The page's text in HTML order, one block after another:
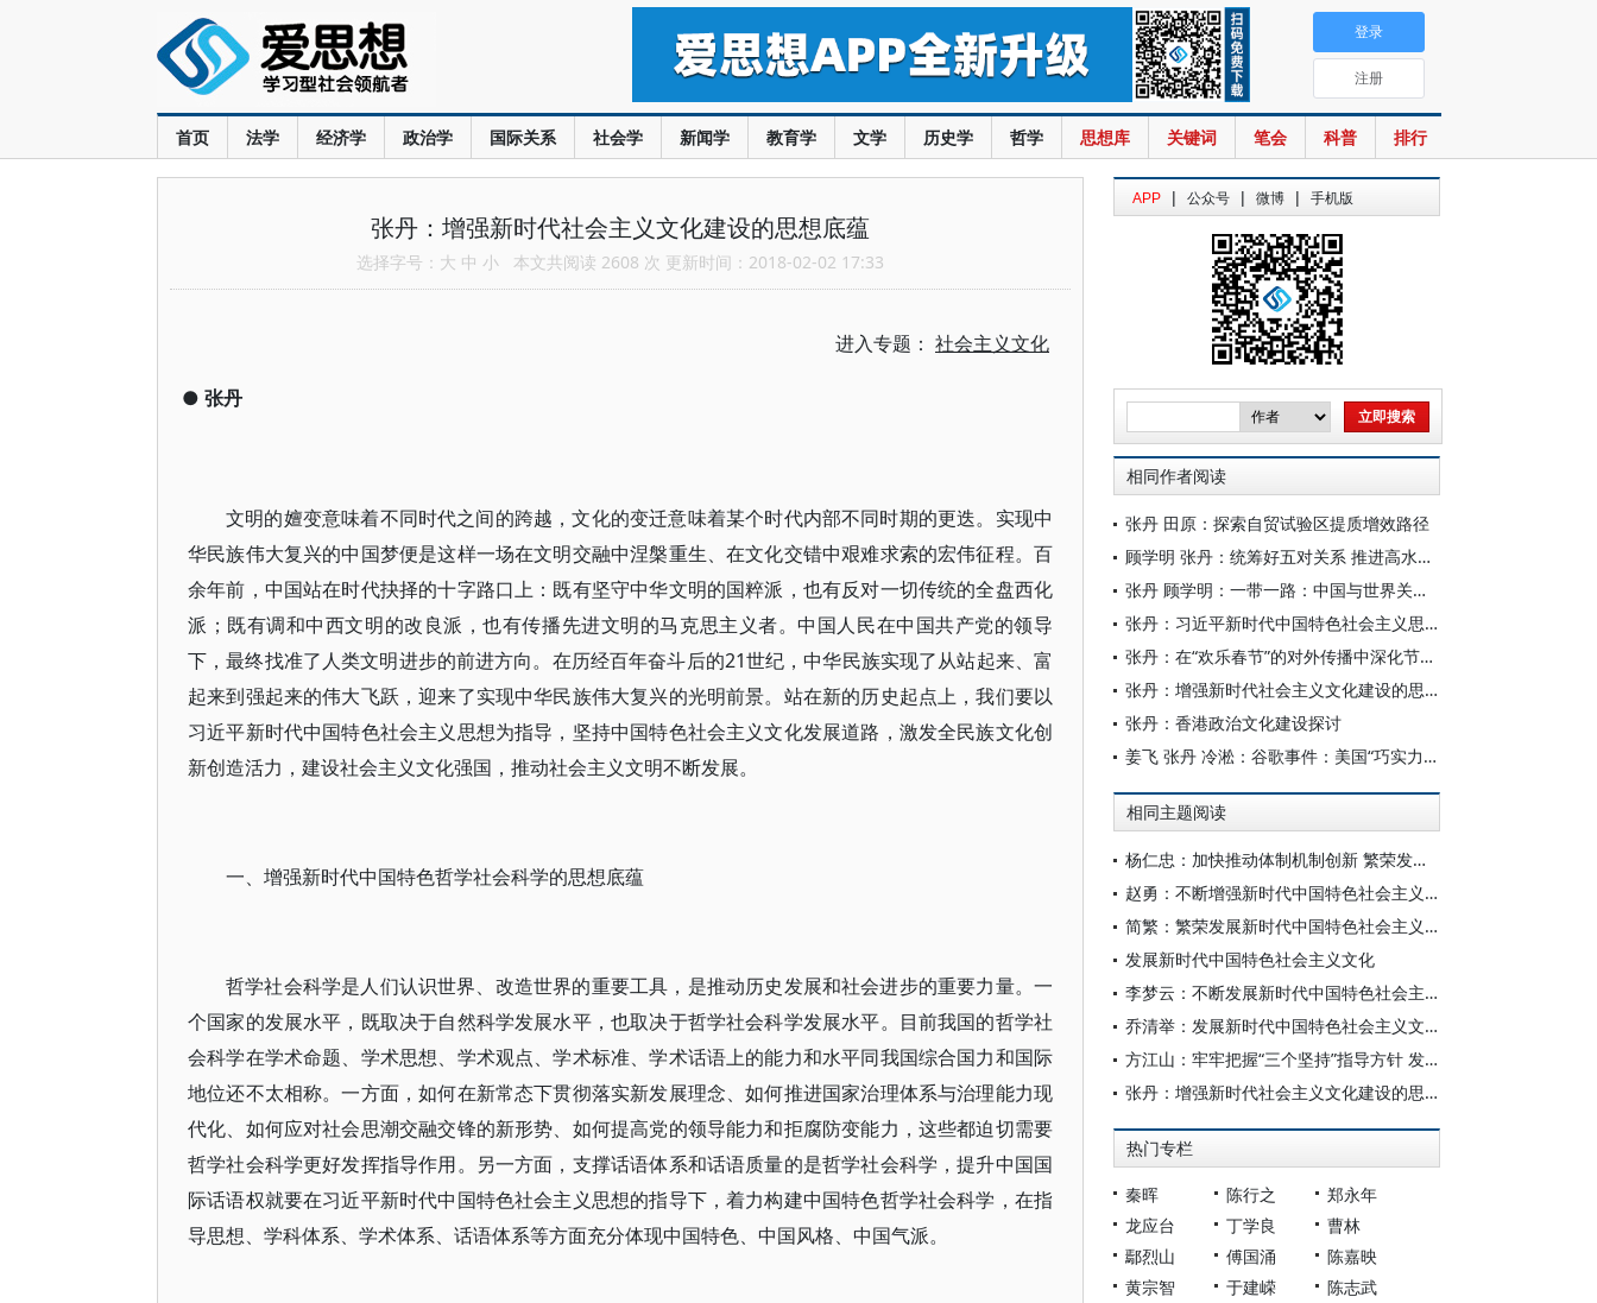
首页 法学 经济学 政治学 国际关系 社会学 新闻学 教育学 文学 历史学 哲学 思想库 关键词 笔会 科普 排行
登录
注册
张丹：增强新时代社会主义文化建设的思想底蕴
选择字号： 大 中 小 本文共阅读 2608 次 更新时间：2018-02-02 17:33
进入专题： 社会主义文化
● 张丹
文明的嬗变意味着不同时代之间的跨越，文化的变迁意味着某个时代内部不同时期的更迭。实现中
华民族伟大复兴的中国梦便是这样一场在文明交融中涅槃重生、在文化交错中艰难求索的宏伟征程。百
余年前，中国站在时代抉择的十字路口上：既有坚守中华文明的国粹派，也有反对一切传统的全盘西化
派；既有调和中西文明的改良派，也有传播先进文明的马克思主义者。中国人民在中国共产党的领导
下，最终找准了人类文明进步的前进方向。在历经百年奋斗后的21世纪，中华民族实现了从站起来、富
起来到强起来的伟大飞跃，迎来了实现中华民族伟大复兴的光明前景。站在新的历史起点上，我们要以
习近平新时代中国特色社会主义思想为指导，坚持中国特色社会主义文化发展道路，激发全民族文化创
新创造活力，建设社会主义文化强国，推动社会主义文明不断发展。
一、增强新时代中国特色哲学社会科学的思想底蕴
哲学社会科学是人们认识世界、改造世界的重要工具，是推动历史发展和社会进步的重要力量。一
个国家的发展水平，既取决于自然科学发展水平，也取决于哲学社会科学发展水平。目前我国的哲学社
会科学在学术命题、学术思想、学术观点、学术标准、学术话语上的能力和水平同我国综合国力和国际
地位还不太相称。一方面，如何在新常态下贯彻落实新发展理念、如何推进国家治理体系与治理能力现
代化、如何应对社会思潮交融交锋的新形势、如何提高党的领导能力和拒腐防变能力，这些都迫切需要
哲学社会科学更好发挥指导作用。另一方面，支撑话语体系和话语质量的是哲学社会科学，提升中国国
际话语权就要在习近平新时代中国特色社会主义思想的指导下，着力构建中国特色哲学社会科学，在指
导思想、学科体系、学术体系、话语体系等方面充分体现中国特色、中国风格、中国气派。
APP | 公众号 | 微博 | 手机版
相同作者阅读
张丹 田原：探索自贸试验区提质增效路径
顾学明 张丹：统筹好五对关系 推进高水平对外开放
张丹 顾学明：一带一路：中国与世界关系的新建构
张丹：习近平新时代中国特色社会主义思想开启社会主义文明的新境界
张丹：在“欢乐春节”的对外传播中深化节庆品牌软实力
张丹：增强新时代社会主义文化建设的思想底蕴
张丹：香港政治文化建设探讨
姜飞 张丹 冷淞：谷歌事件：美国“巧实力”外交的一次演练
相同主题阅读
杨仁忠：加快推动体制机制创新 繁荣发展社会主义文化
赵勇：不断增强新时代中国特色社会主义文化的精神凝聚力
简繁：繁荣发展新时代中国特色社会主义文化
发展新时代中国特色社会主义文化
李梦云：不断发展新时代中国特色社会主义文化
乔清举：发展新时代中国特色社会主义文化
方江山：牢牢把握“三个坚持”指导方针 发展新时代中国特色社会主义文化
张丹：增强新时代社会主义文化建设的思想底蕴
热门专栏
秦晖 陈行之
郑永年
龙应台
丁学良
曹林
鄢烈山
傅国涌
陈嘉映
黄宗智
于建嵘
陈志武